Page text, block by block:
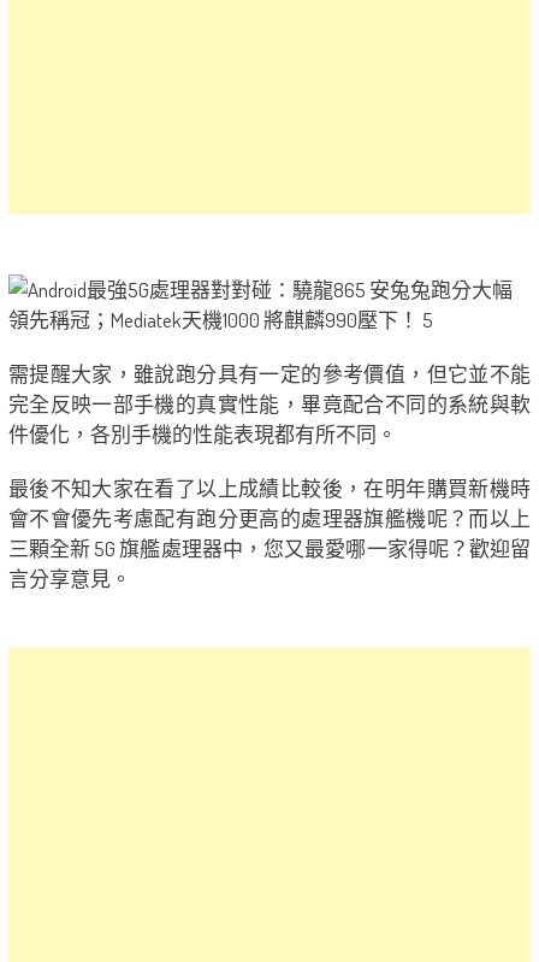
需提醒大家，雖說跑分具有一定的參考價值，但它並不能
完全反映一部手機的真實性能，畢竟配合不同的系統與軟
件優化，各別手機的性能表現都有所不同。
最後不知大家在看了以上成績比較後，在明年購買新機時
會不會優先考慮配有跑分更高的處理器旗艦機呢？而以上
三顆全新 5G 旗艦處理器中，您又最愛哪一家得呢？歡迎留
言分享意見。